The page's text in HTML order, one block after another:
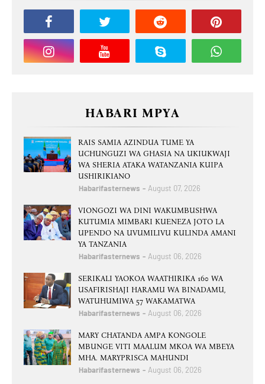
HABARI MPYA
RAIS SAMIA AZINDUA TUME YA
UCHUNGUZI WA GHASIA NA UKIUKWAJI
WA SHERIA ATAKA WATANZANIA KUIPA
USHIRIKIANO
Habarifasternews August 07, 2026
VIONGOZI WA DINI WAKUMBUSHWA
KUTUMIA MIMBARI KUENEZA JOTO LA
UPENDO NA UVUMILIVU KULINDA AMANI
YA TANZANIA
Habarifasternews August 06, 2026
SERIKALI YAOKOA WAATHIRIKA 160 WA
USAFIRISHAJI HARAMU WA BINADAMU,
WATUHUMIWA 57 WAKAMATWA
Habarifasternews August 06, 2026
MARY CHATANDA AMPA KONGOLE
MBUNGE VITI MAALUM MKOA WA MBEYA
MHA. MARYPRISCA MAHUNDI
Habarifasternews August 06, 2026